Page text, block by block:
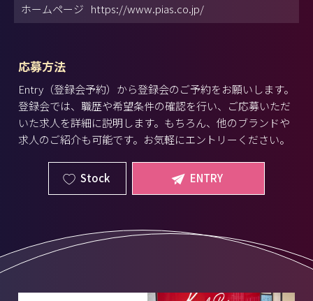
ホームページ https://www.pias.co.jp/
応募方法
Entry（登録会予約）から登録会のご予約をお願いします。
登録会では、職歴や希望条件の確認を行い、ご応募いただ
いた求人を詳細に説明します。もちろん、他のブランドや
求人のご紹介も可能です。お気軽にエントリーください。
Stock ENTRY